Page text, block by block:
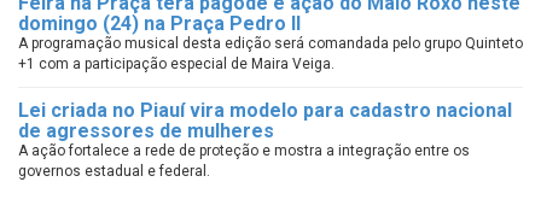
domingo (24) na Praça Pedro II
A programação musical desta edição será comandada pelo grupo Quinteto
+1 com a participação especial de Maira Veiga.
Lei criada no Piauí vira modelo para cadastro nacional
de agressores de mulheres
A ação fortalece a rede de proteção e mostra a integração entre os
governos estadual e federal.